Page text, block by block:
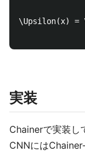
\Upsilon(x)
実装
Chainerで実装し
CNNには